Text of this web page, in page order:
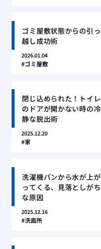
ゴミ屋敷状態からの引っ
越し成功術
2026.01.04
ゴミ屋敷
閉じ込められた！トイレ
のドアが開かない時の冷
静な脱出術
2025.12.20
家
洗濯機パンから水が上が
ってくる、見落としがち
な原因
2025.12.16
洗面所